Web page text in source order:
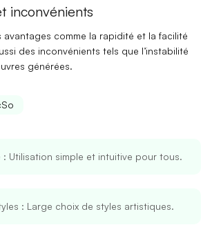
inconvénients
avantages comme la rapidité et la facilité
des inconvénients tels que l’instabilité
générées.
: Utilisation simple et intuitive pour tous.
: Large choix de styles artistiques.